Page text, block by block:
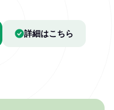
詳細はこちら